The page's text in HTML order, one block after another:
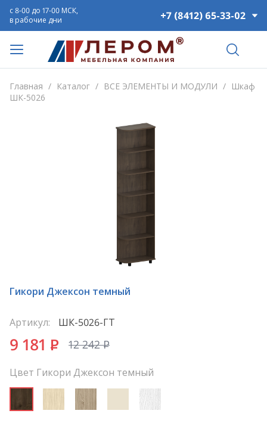
+7 (8412) 65-33-02
с 8-00 до 17-00 МСК,
в рабочие дни
Главная / Каталог / ВСЕ ЭЛЕМЕНТЫ И МОДУЛИ / Шкаф
ШК-5026
Гикори Джексон темный
Артикул: ШК-5026-ГТ
9 181 P 12 242P
Цвет Гикори Джексон темный